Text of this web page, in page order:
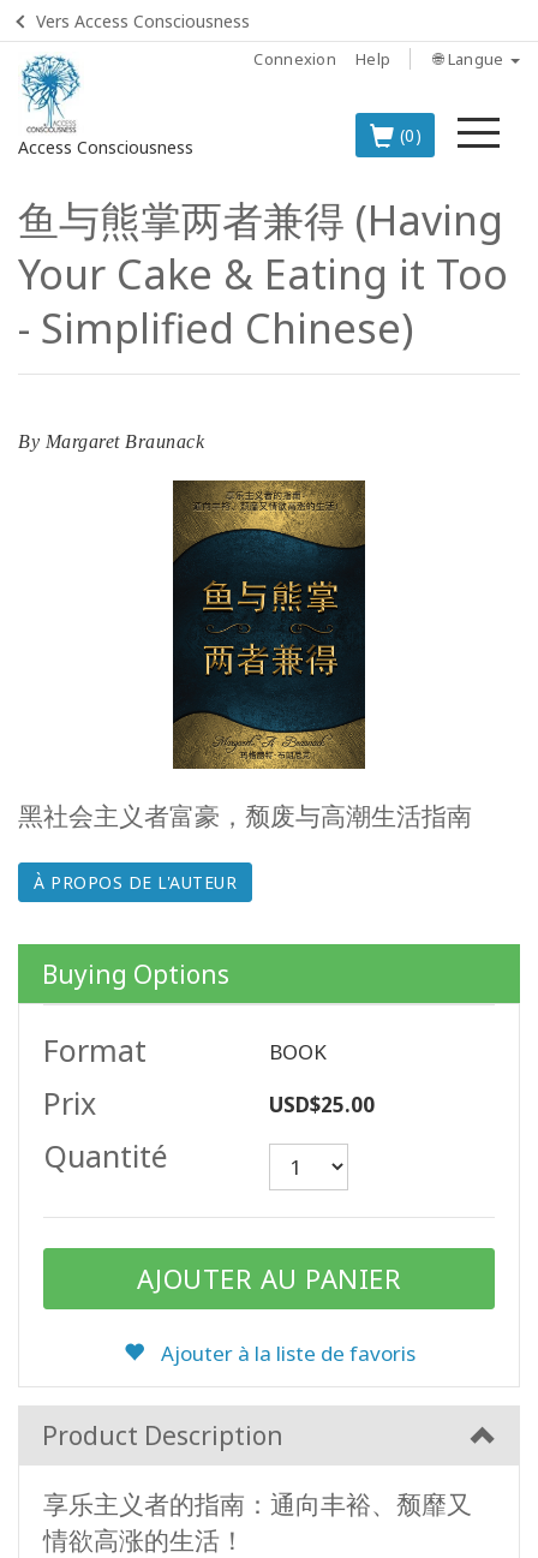
Vers Access Consciousness
Connexion Help 🌐 Langue
Access Consciousness
(0)
Connectez-
vous
sur
votre
compte
LES
EN
BUSINESS
ADV
SEARCH
les
sujets
Voir les
auteurs
Produits
par
WISHLIST
RECHERCHE
鱼与熊掌两者兼得 (Having
Your Cake & Eating it Too
- Simplified Chinese)
By Margaret Braunack
黑社会主义者富豪，颓废与高潮生活指南
À PROPOS DE L'AUTEUR
Buying Options
Format BOOK
Prix USD$25.00
Quantité
Ajouter à la liste de favoris
Product Description
享乐主义者的指南：通向丰裕、颓靡又
情欲高涨的生活！